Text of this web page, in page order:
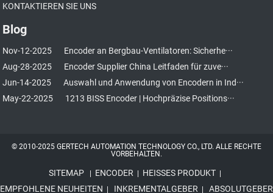
KONTAKTIEREN SIE UNS
Blog
Nov-12-2025
Encoder an Bergbau-Ventilatoren: Sicherhe···
Aug-28-2025
Encoder Supplier China Leitfaden für zuve···
Jun-14-2025
Auswahl und Anwendung von Encodern in Ind···
May-22-2025
1213 BISS Encoder | Hochpräzise Positions···
© 2010-2025 GERTECH AUTOMATION TECHNOLOGY CO., LTD. ALLE RECHTE
VORBEHALTEN.
SITEMAP| ENCODER| HEISSES PRODUKT
EMPFOHLENE NEUHEITEN INKREMENTALGEBER ABSOLUTGEBER